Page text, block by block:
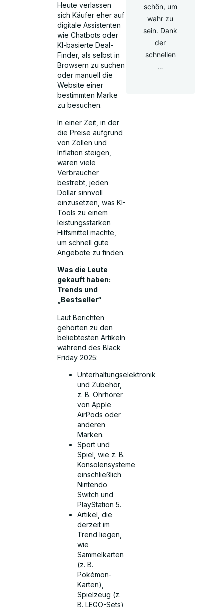
Heute verlassen
sich Käufer eher auf
digitale Assistenten
wie Chatbots oder
KI-basierte Deal-
Finder, als selbst in
Browsern zu suchen
oder manuell die
Website einer
bestimmten Marke
zu besuchen.
In einer Zeit, in der
die Preise aufgrund
von Zöllen und
Inflation steigen,
waren viele
Verbraucher
bestrebt, jeden
Dollar sinnvoll
einzusetzen, was KI-
Tools zu einem
leistungsstarken
Hilfsmittel machte,
um schnell gute
Angebote zu finden.
Was die Leute
gekauft haben:
Trends und
„Bestseller“
Laut Berichten
gehörten zu den
beliebtesten Artikeln
während des Black
Friday 2025:
Unterhaltungselektronik
und Zubehör,
z. B. Ohrhörer
von Apple
AirPods oder
anderen
Marken.
Sport und
Spiel, wie z. B.
Konsolensysteme
einschließlich
Nintendo
Switch und
PlayStation 5.
Artikel, die
derzeit im
Trend liegen,
wie
Sammelkarten
(z. B.
Pokémon-
Karten),
Spielzeug (z.
B. LEGO-Sets)
schön, um
wahr zu
sein. Dank
der
schnellen
…